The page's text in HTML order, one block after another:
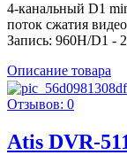
4-канальный D1
поток сжатия
Запись: 960H/D1 -
Описание товара
Отзывов: 0
Atis DVR-